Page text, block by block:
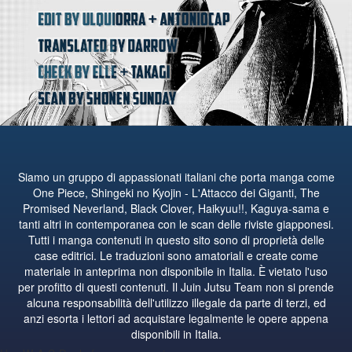
Siamo un gruppo di appassionati italiani che porta manga come
One Piece, Shingeki no Kyojin - L'Attacco dei Giganti, The
Promised Neverland, Black Clover, Haikyuu!!, Kaguya-sama e
tanti altri in contemporanea con le scan delle riviste giapponesi.
Tutti i manga contenuti in questo sito sono di proprietà delle
case editrici. Le traduzioni sono amatoriali e create come
materiale in anteprima non disponibile in Italia. È vietato l'uso
per profitto di questi contenuti. Il Juin Jutsu Team non si prende
alcuna responsabilità dell'utilizzo illegale da parte di terzi, ed
anzi esorta i lettori ad acquistare legalmente le opere appena
disponibili in Italia.